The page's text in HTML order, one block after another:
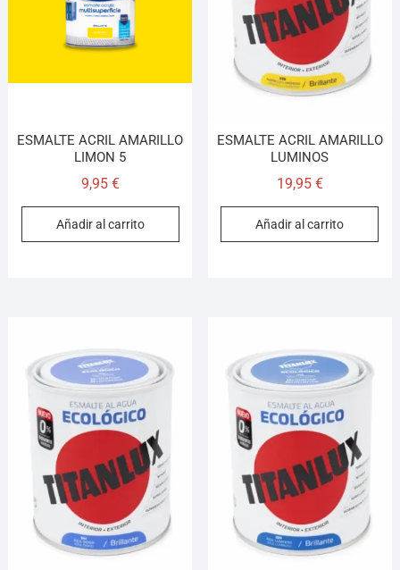
ESMALTE ACRIL AMARILLO
LIMON 5
9,95 €
Añadir al carrito
ESMALTE ACRIL AMARILLO
LUMINOS
19,95 €
Añadir al carrito
Llamar (cerrado) Cómo llegar
¡Hola! Soy el asesor virtual de Ferretería El Arroyo.
Cuéntame qué necesitas y te ayudo a encontrarlo,